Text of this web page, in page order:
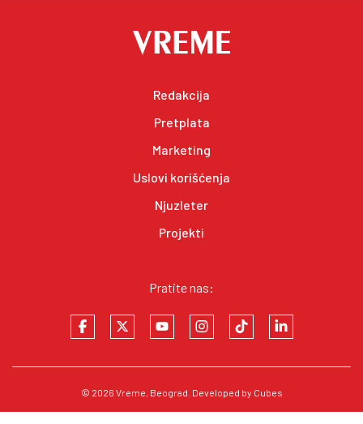
Redakcija
Pretplata
Marketing
Uslovi korišćenja
Njuzleter
Projekti
Pratite nas:
© 2026 Vreme , Beograd. Developed by Cubes